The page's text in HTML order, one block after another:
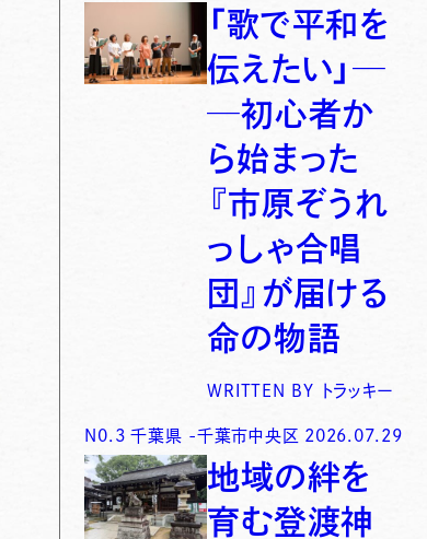
「歌で平和を
伝えたい」─
─初心者か
ら始まった
『市原ぞうれ
っしゃ合唱
団』が届ける
命の物語
WRITTEN BY トラッキー
N0. 3 千葉県 -千葉市中央区 2026.07.29
地域の絆を
育む登渡神